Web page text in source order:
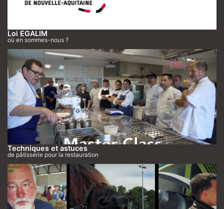
Loi EGALIM
où en sommes-nous ?
Techniques et astuces
de pâtisserie pour la restauration